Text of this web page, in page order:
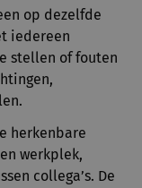
op dezelfde
iedereen
stellen of fouten
herkenbare
werkplek,
collega’s. De